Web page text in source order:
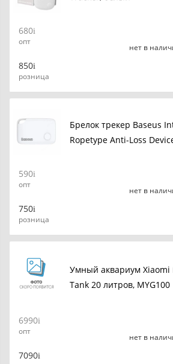
680
опт
850
розница
нет в
Брелок трекер Baseus
Ropetype Anti-Loss
590
опт
750
розница
нет в
Умный аквариум Xiaomi
Tank 20 литров, MYG100
6990
опт
7090
нет в